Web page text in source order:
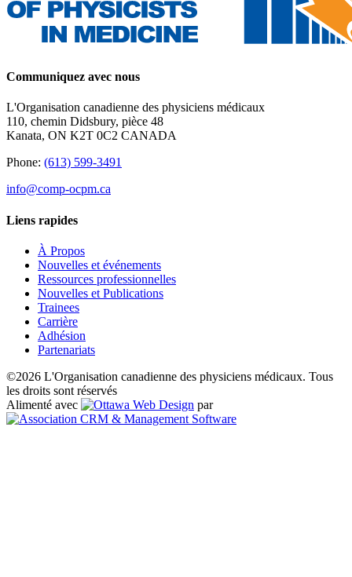
Communiquez avec nous
L'Organisation canadienne des physiciens médicaux
110, chemin Didsbury, pièce 48
Kanata, ON K2T 0C2 CANADA
Phone: (613) 599-3491
info@comp-ocpm.ca
Liens rapides
À Propos
Nouvelles et événements
Ressources professionnelles
Nouvelles et Publications
Trainees
Carrière
Adhésion
Partenariats
©2026 L'Organisation canadienne des physiciens médicaux. Tous
les droits sont réservés
Alimenté avec
par